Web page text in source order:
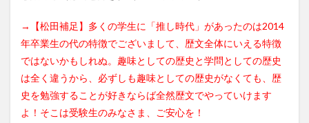
→【松田補足】多くの学生に「推し時代」があったのは2014
年卒業生の代の特徴でございまして、歴文全体にいえる特徴
ではないかもしれぬ。趣味としての歴史と学問としての歴史
は全く違うから、必ずしも趣味としての歴史がなくても、歴
史を勉強することが好きならば全然歴文でやっていけます
よ！そこは受験生のみなさま、ご安心を！